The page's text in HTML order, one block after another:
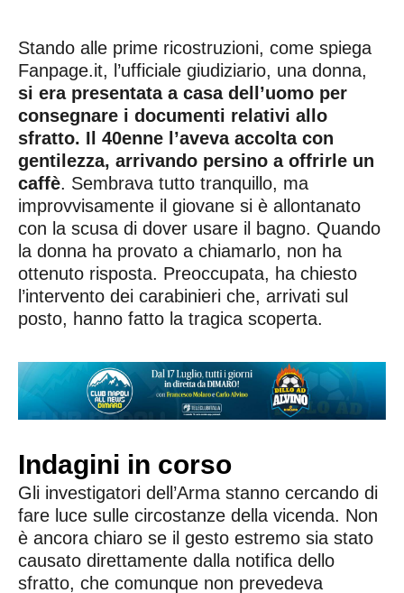
Stando alle prime ricostruzioni, come spiega
Fanpage.it, l’ufficiale giudiziario, una donna,
si era presentata a casa dell’uomo per
consegnare i documenti relativi allo
sfratto. Il 40enne l’aveva accolta con
gentilezza, arrivando persino a offrirle un
caffè. Sembrava tutto tranquillo, ma
improvvisamente il giovane si è allontanato
con la scusa di dover usare il bagno. Quando
la donna ha provato a chiamarlo, non ha
ottenuto risposta. Preoccupata, ha chiesto
l’intervento dei carabinieri che, arrivati sul
posto, hanno fatto la tragica scoperta.
Indagini in corso
Gli investigatori dell’Arma stanno cercando di
fare luce sulle circostanze della vicenda. Non
è ancora chiaro se il gesto estremo sia stato
causato direttamente dalla notifica dello
sfratto, che comunque non prevedeva